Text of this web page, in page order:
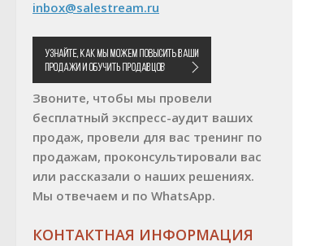
inbox@salestream.ru
Звоните, чтобы мы провели
бесплатный экспресс-аудит ваших
продаж, провели для вас тренинг по
продажам, проконсультировали вас
или рассказали о наших решениях.
Мы отвечаем и по WhatsApp.
КОНТАКТНАЯ ИНФОРМАЦИЯ